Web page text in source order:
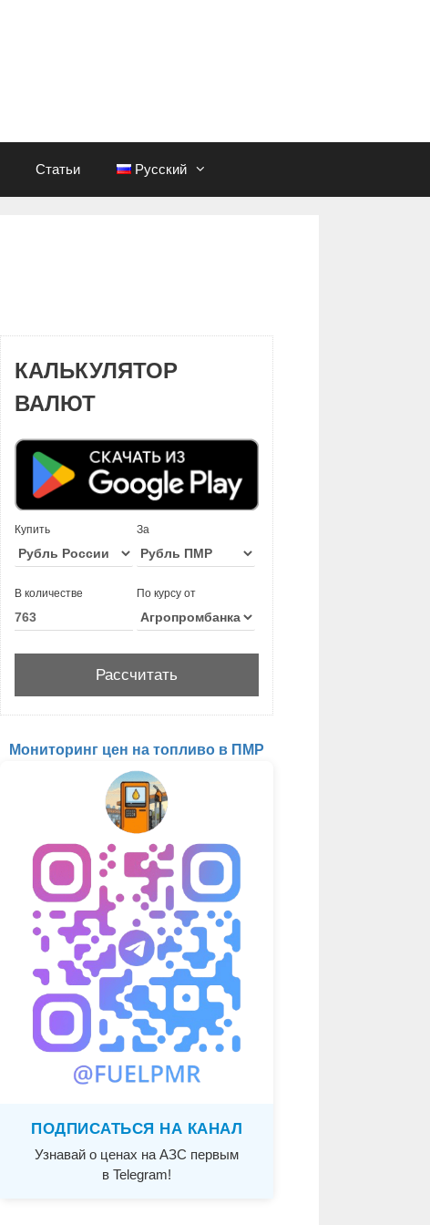
Статьи Русский
КАЛЬКУЛЯТОР
ВАЛЮТ
Купить За
В количестве По курсу от
Мониторинг цен на топливо в ПМР
ПОДПИСАТЬСЯ НА КАНАЛ
Узнавай о ценах на АЗС первым
в Telegram!